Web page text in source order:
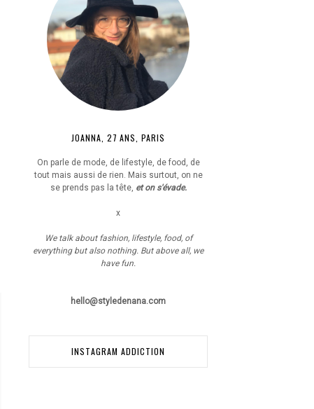
JOANNA, 27 ANS, PARIS
On parle de mode, de lifestyle, de food, de
tout mais aussi de rien. Mais surtout, on ne
se prends pas la tête, et on s'évade.
x
We talk about fashion, lifestyle, food, of
everything but also nothing. But above all, we
have fun.
hello@styledenana.com
INSTAGRAM ADDICTION